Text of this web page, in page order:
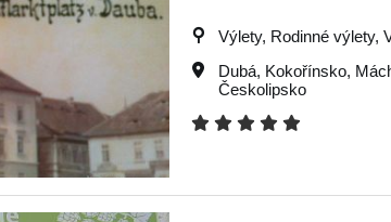
Výlety, Rodinné výlety,
Dubá, Kokořínsko,
Českolipsko